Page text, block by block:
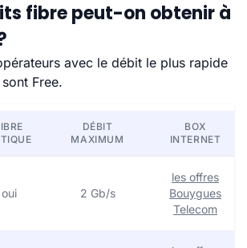
fibre peut-on obtenir à
avec le débit le plus rapide
Free.
DÉBIT
MAXIMUM
BOX
INTERNET
oui 2 Gb/s
les offres
Bouygues
Telecom